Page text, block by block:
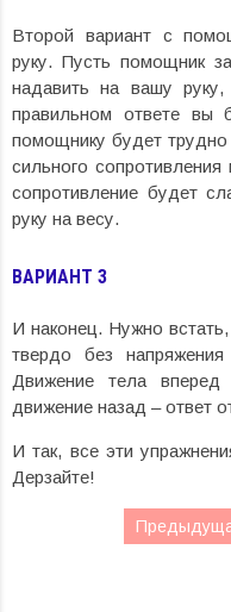
Второй вариант с
руку. Пусть помощник
надавить на вашу
правильном ответе вы
помощнику будет трудно
сильного
сопротивление будет
руку на весу.
ВАРИАНТ 3
И наконец. Нужно
твердо без
Движение тела вперед
движение назад – ответ
И так, все эти
Дерзайте!